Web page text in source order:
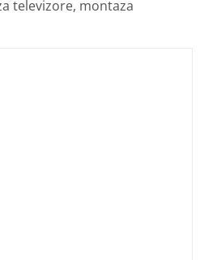
televizore, montaza